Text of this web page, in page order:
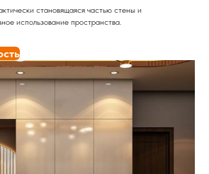
становящаяся частью стены и
использование пространства.